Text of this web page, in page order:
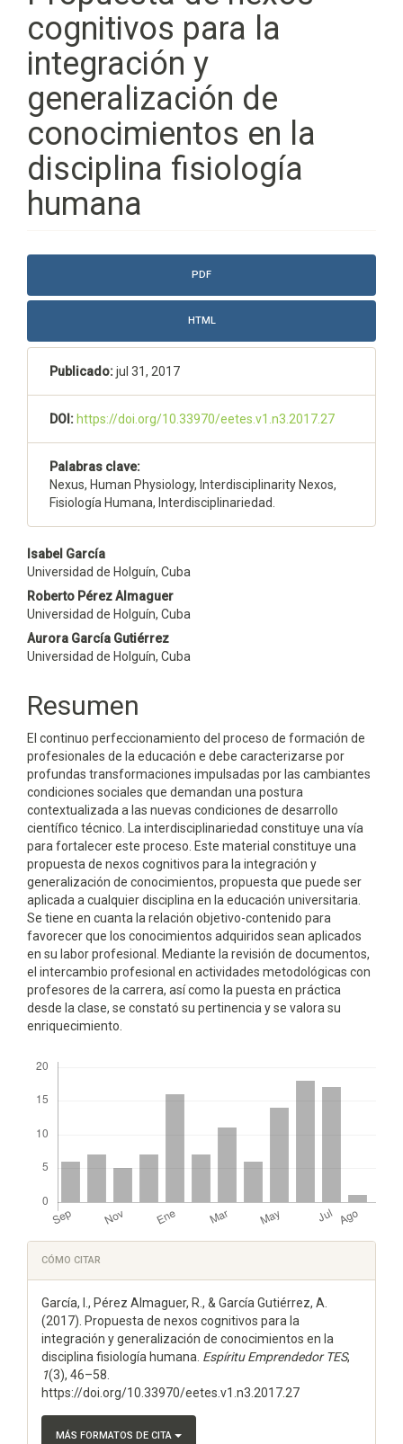
cognitivos para la
integración y
generalización de
conocimientos en la
disciplina fisiología
humana
Barra
lateral
artículo
PDF
HTML
Publicado:jul 31, 2017
DOI:https://doi.org/10.33970/eetes.v1.n3.2017.27
Palabras clave:
Nexus, Human Physiology, Interdisciplinarity Nexos,
Fisiología Humana, Interdisciplinariedad.
Contenido
principal
del
artículo
Isabel García
Universidad de Holguín, Cuba
Roberto Pérez Almaguer
Universidad de Holguín, Cuba
Aurora García Gutiérrez
Universidad de Holguín, Cuba
Resumen
El continuo perfeccionamiento del proceso de formación de
profesionales de la educación e debe caracterizarse por
profundas transformaciones impulsadas por las cambiantes
condiciones sociales que demandan una postura
contextualizada a las nuevas condiciones de desarrollo
científico técnico. La interdisciplinariedad constituye una vía
para fortalecer este proceso. Este material constituye una
propuesta de nexos cognitivos para la integración y
generalización de conocimientos, propuesta que puede ser
aplicada a cualquier disciplina en la educación universitaria.
Se tiene en cuanta la relación objetivo-contenido para
favorecer que los conocimientos adquiridos sean aplicados
en su labor profesional. Mediante la revisión de documentos,
el intercambio profesional en actividades metodológicas con
profesores de la carrera, así como la puesta en práctica
desde la clase, se constató su pertinencia y se valora su
enriquecimiento.
Detalles
del
artículo
CÓMO CITAR
García, I., Pérez Almaguer, R., & García Gutiérrez, A.
(2017). Propuesta de nexos cognitivos para la
integración y generalización de conocimientos en la
disciplina fisiología humana. Espí­ritu Emprendedor TES,
1(3), 46–58.
https://doi.org/10.33970/eetes.v1.n3.2017.27
MÁS FORMATOS DE CITA